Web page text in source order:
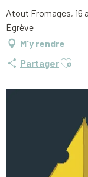
Atout Fromages, 16
Égrève
M'y rendre
Partager